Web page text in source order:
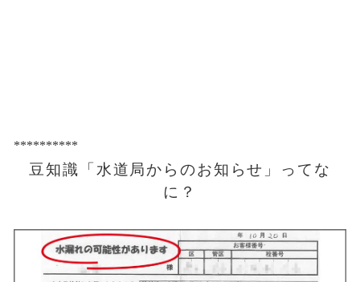
**********
豆知識「水道局からのお知らせ」ってな
に？